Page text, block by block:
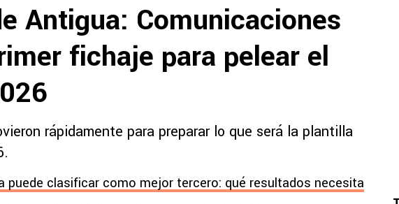
Kervin Arriaga
Adalberto Carrasquilla
Nathaniel Méndez-Laing
Alajuelense
Comunicaciones
Municipal
Real Estelí
Noticias
Antigua: Comunicaciones
fichaje para pelear el
rápidamente para preparar lo que será la plantilla
puede clasificar como mejor tercero: qué resultados necesita